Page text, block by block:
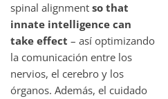
spinal alignment so that
innate intelligence can
take effect – así optimizando
la comunicación entre los
nervios, el cerebro y los
órganos. Además, el cuidado